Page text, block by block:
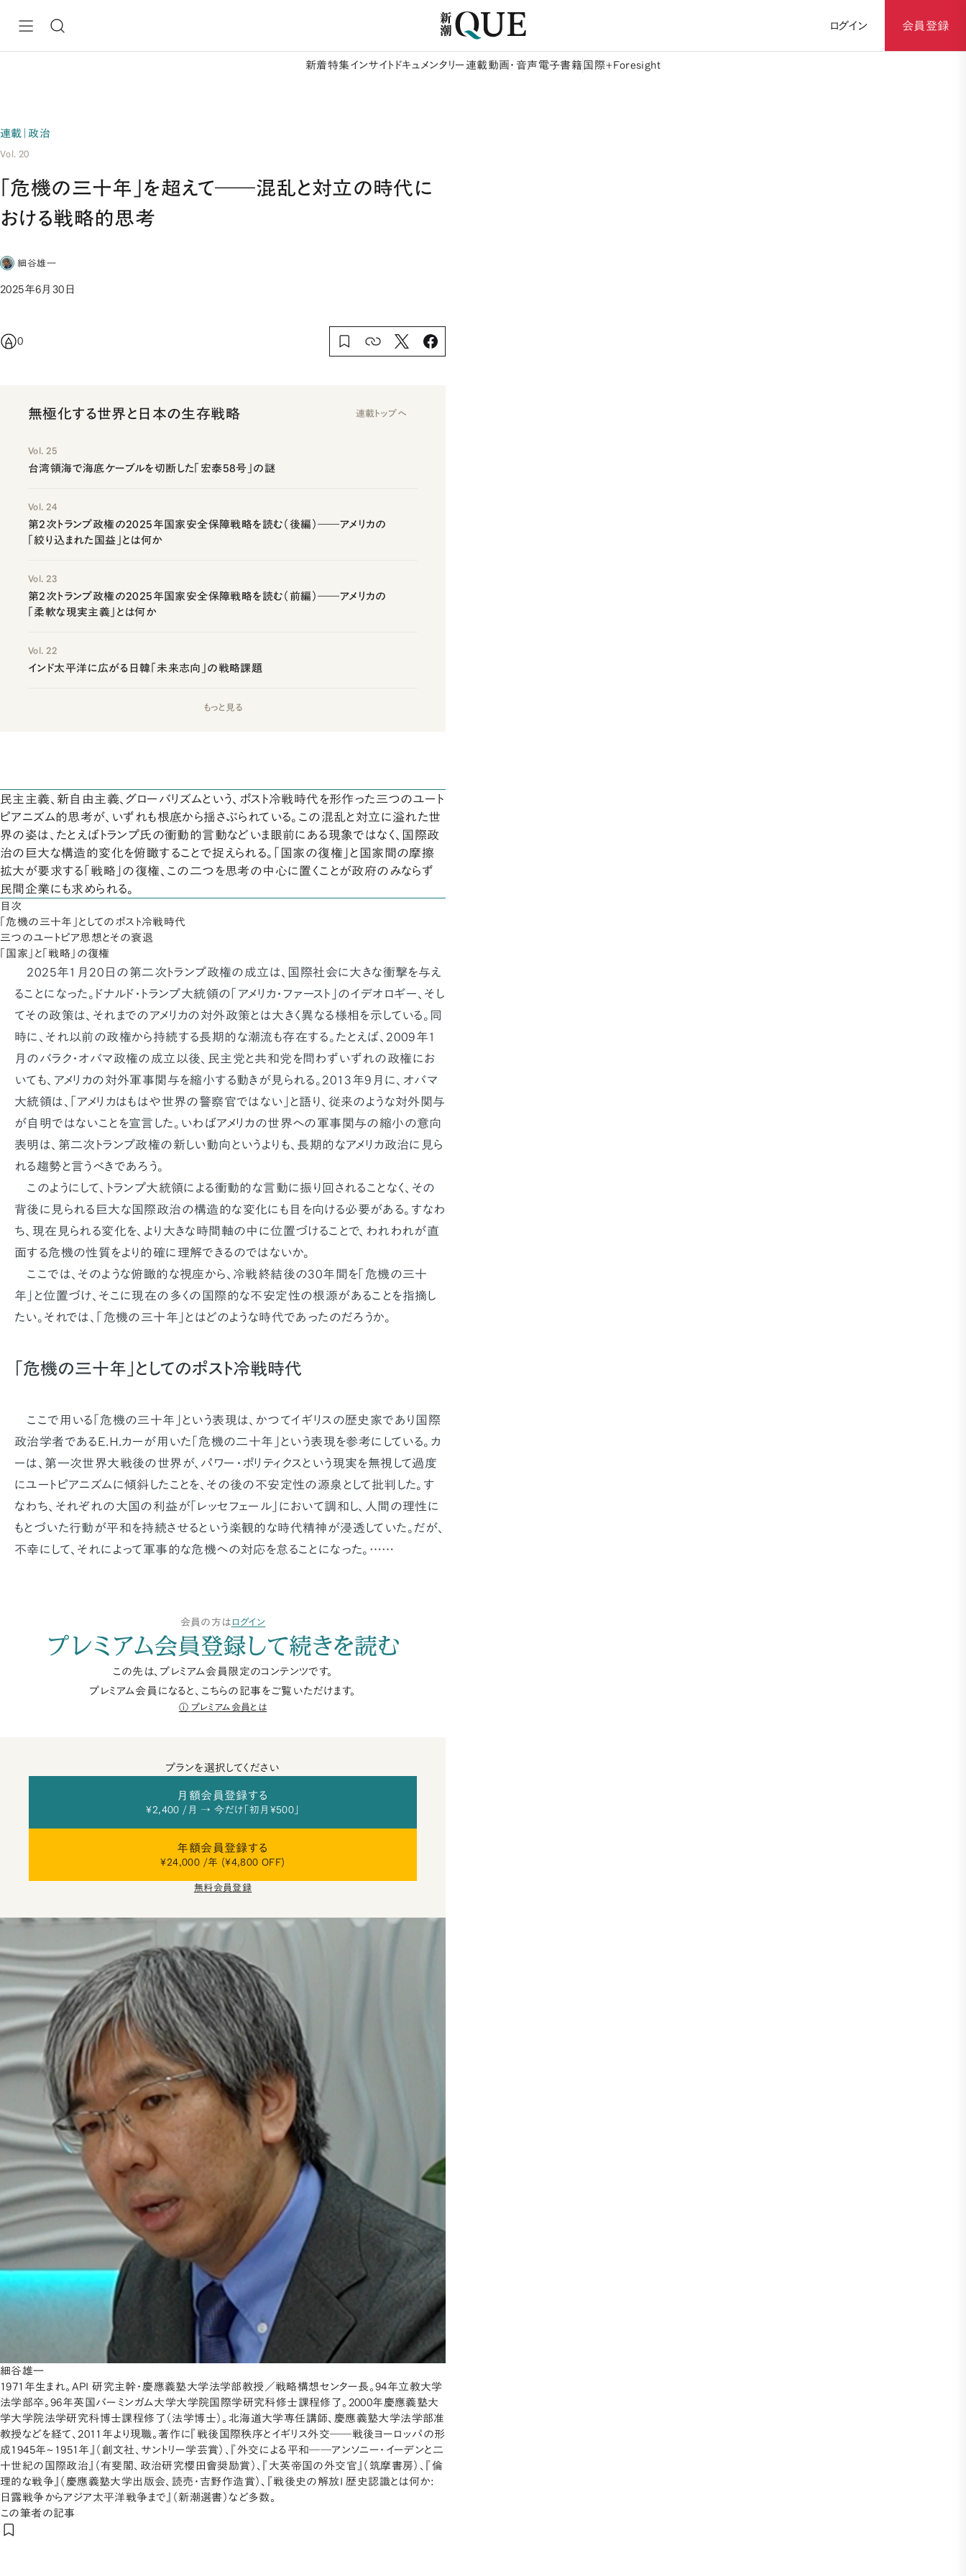
ログイン 会員登録
新着特集 インサイト ドキュメンタリー 連載動画・音声 電子書籍 国際+Foresight
連載｜政治
Vol. 20
「危機の三十年」を超えて――混乱と対立の時代に
おける戦略的思考
細谷雄一
2025年6月30日
0
無極化する世界と日本の生存戦略 連載トップへ
Vol. 25
台湾領海で海底ケーブルを切断した「宏泰58号」の謎
Vol. 24
第2次トランプ政権の2025年国家安全保障戦略を読む（後編）――アメリカの
「絞り込まれた国益」とは何か
Vol. 23
第2次トランプ政権の2025年国家安全保障戦略を読む（前編）――アメリカの
「柔軟な現実主義」とは何か
Vol. 22
インド太平洋に広がる日韓「未来志向」の戦略課題
もっと見る
民主主義、新自由主義、グローバリズムという、ポスト冷戦時代を形作った三つのユート
ピアニズム的思考が、いずれも根底から揺さぶられている。この混乱と対立に溢れた世
界の姿は、たとえばトランプ氏の衝動的言動などいま眼前にある現象ではなく、国際政
治の巨大な構造的変化を俯瞰することで捉えられる。「国家の復権」と国家間の摩擦
拡大が要求する「戦略」の復権、この二つを思考の中心に置くことが政府のみならず
民間企業にも求められる。
目次
「危機の三十年」としてのポスト冷戦時代
三つのユートピア思想とその衰退
「国家」と「戦略」の復権
2025年1月20日の第二次トランプ政権の成立は、国際社会に大きな衝撃を与え
ることになった。ドナルド・トランプ大統領の「アメリカ・ファースト」のイデオロギー、そし
てその政策は、それまでのアメリカの対外政策とは大きく異なる様相を示している。同
時に、それ以前の政権から持続する長期的な潮流も存在する。たとえば、2009年1
月のバラク・オバマ政権の成立以後、民主党と共和党を問わずいずれの政権にお
いても、アメリカの対外軍事関与を縮小する動きが見られる。2013年9月に、オバマ
大統領は、「アメリカはもはや世界の警察官ではない」と語り、従来のような対外関与
が自明ではないことを宣言した。いわばアメリカの世界への軍事関与の縮小の意向
表明は、第二次トランプ政権の新しい動向というよりも、長期的なアメリカ政治に見ら
れる趨勢と言うべきであろう。
このようにして、トランプ大統領による衝動的な言動に振り回されることなく、その
背後に見られる巨大な国際政治の構造的な変化にも目を向ける必要がある。すなわ
ち、現在見られる変化を、より大きな時間軸の中に位置づけることで、われわれが直
面する危機の性質をより的確に理解できるのではないか。
ここでは、そのような俯瞰的な視座から、冷戦終結後の30年間を「危機の三十
年」と位置づけ、そこに現在の多くの国際的な不安定性の根源があることを指摘し
たい。それでは、「危機の三十年」とはどのような時代であったのだろうか。
「危機の三十年」としてのポスト冷戦時代
ここで用いる「危機の三十年」という表現は、かつてイギリスの歴史家であり国際
政治学者であるＥ.Ｈ.カーが用いた「危機の二十年」という表現を参考にしている。カ
ーは、第一次世界大戦後の世界が、パワー・ポリティクスという現実を無視して過度
にユートピアニズムに傾斜したことを、その後の不安定性の源泉として批判した。す
なわち、それぞれの大国の利益が「レッセフェール」において調和し、人間の理性に
もとづいた行動が平和を持続させるという楽観的な時代精神が浸透していた。だが、
不幸にして、それによって軍事的な危機への対応を怠ることになった。……
会員の方は ログイン
プレミアム会員登録して続きを読む
この先は、プレミアム会員限定のコンテンツです。
プレミアム会員になると、こちらの記事をご覧いただけます。
プレミアム会員とは
プランを選択してください
月額会員登録する
¥2,400 /月 → 今だけ「初月¥500」
年額会員登録する
¥24,000 /年 (¥4,800 OFF)
無料会員登録
細谷雄一
1971年生まれ。API 研究主幹・慶應義塾大学法学部教授／戦略構想センター長。94年立教大学
法学部卒。96年英国バーミンガム大学大学院国際学研究科修士課程修了。2000年慶應義塾大
学大学院法学研究科博士課程修了（法学博士）。北海道大学専任講師、慶應義塾大学法学部准
教授などを経て、2011年より現職。著作に『戦後国際秩序とイギリス外交――戦後ヨーロッパの形
成1945年~1951年』（創文社、サントリー学芸賞）、『外交による平和――アンソニー・イーデンと二
十世紀の国際政治』（有斐閣、政治研究櫻田會奨励賞）、『大英帝国の外交官』（筑摩書房）、『倫
理的な戦争』（慶應義塾大学出版会、読売・吉野作造賞）、『戦後史の解放I 歴史認識とは何か:
日露戦争からアジア太平洋戦争まで』（新潮選書）など多数。
この筆者の記事